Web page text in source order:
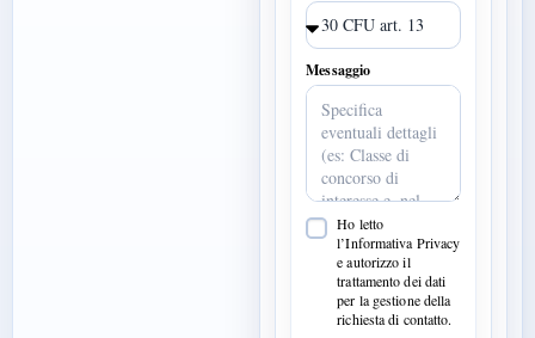
Messaggio
Ho letto
l’Informativa Privacy
e autorizzo il
trattamento dei dati
per la gestione della
richiesta di contatto.